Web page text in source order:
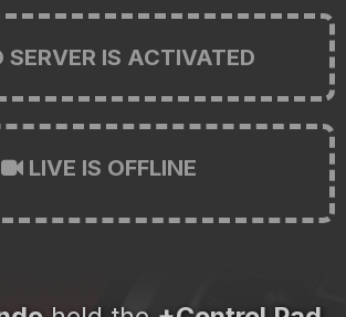
IS ACTIVATED
LIVE IS OFFLINE